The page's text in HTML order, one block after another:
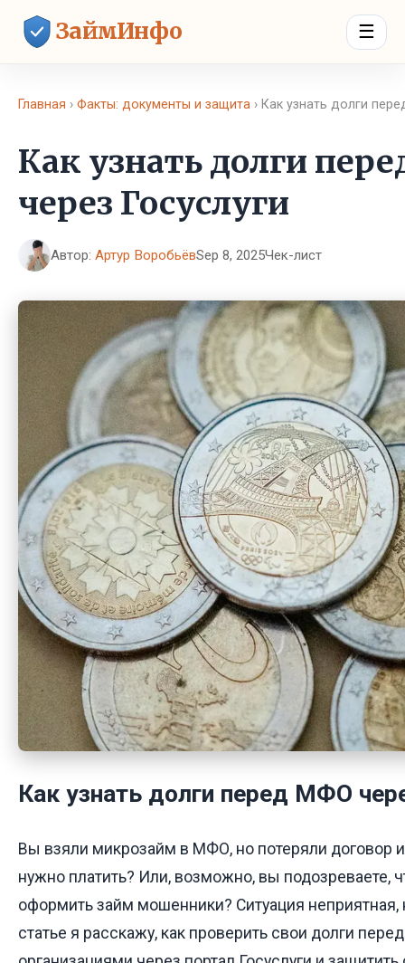
ЗаймИнфо ☰
Главная › Факты: документы и защита › Как узнать долги
Как узнать долги
через Госуслуги
Автор: Артур ВоробьёвSep 8, 2025Чек-лист
Как узнать долги перед МФО
Вы взяли микрозайм в МФО, но потеряли договор
нужно платить? Или, возможно, вы подозреваете,
оформить займ мошенники? Ситуация
статье я расскажу, как проверить свои долги